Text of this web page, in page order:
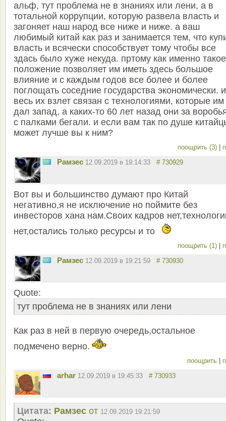
альф, тут проблема не в знаниях или лени, а в
тотальной коррупции, которую развела власть и
загоняет наш народ все ниже и ниже. а ваш
любимый китай как раз и занимается тем, что
власть и всячески способствует тому чтобы все
здась было хуже некуда. пртому как именно такое
положение позволяет им иметь здесь большое
влияние и с каждым годов все более и более
поглощать соседние государства экономически. и
весь их взлет связан с технологиями, которые им
дал запад, а каких-то 60 лет назад они за
с палками бегали. и если вам так по душе
может лучше вы к ним?
поощрить (3)
Рамзес 12.09.2019 в 19:14:33 # 730929
Вот вы и большинство думают про Китай
негативно,я не исключение но поймите без
инвесторов хана нам.Своих кадров
нет,остались только ресурсы и то
поощрить (1)
Рамзес 12.09.2019 в 19:21:59 # 730930
Quote:
тут проблема не в знаниях или лени
Как раз в ней в первую очередь,остальное
подмечено верно.
поощрить
arhar 12.09.2019 в 19:45:33 # 730933
Цитата: Рамзес от 12.09.2019 19:21:59